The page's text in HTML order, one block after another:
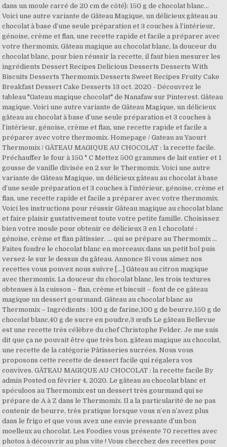
dans un moule carré de 20 cm de côté): 150 g de chocolat blanc…
Voici une autre variante de Gâteau Magique, un délicieux gâteau au
chocolat à base d’une seule préparation et 3 couches à l’intérieur,
génoise, crème et flan, une recette rapide et facile a préparer avec
votre thermomix. Gâteau magique au chocolat blanc, la douceur du
chocolat blanc, pour bien réussir la recette, il faut bien mesurer les
ingrédients Dessert Recipes Delicious Desserts Desserts With
Biscuits Desserts Thermomix Desserts Sweet Recipes Fruity Cake
Breakfast Dessert Cake Desserts 13 oct. 2020 - Découvrez le
tableau "Gateau magique chocolat" de Nanafaw sur Pinterest. Gâteau
magique. Voici une autre variante de Gâteau Magique, un délicieux
gâteau au chocolat à base d’une seule préparation et 3 couches à
l’intérieur, génoise, crème et flan, une recette rapide et facile a
préparer avec votre thermomix. Homepage / Gateau au Yaourt
Thermomix / GÂTEAU MAGIQUE AU CHOCOLAT : la recette facile.
Préchauffer le four à 150 ° C Mettez 500 grammes de lait entier et 1
gousse de vanille divisée en 2 sur le Thermomix. Voici une autre
variante de Gâteau Magique, un délicieux gâteau au chocolat à base
d’une seule préparation et 3 couches à l’intérieur, génoise, crème et
flan, une recette rapide et facile a préparer avec votre thermomix.
Voici les instructions pour réussir Gâteau magique au chocolat blanc
et faire plaisir gustativement toute votre petite famille. Choisissez
bien votre moule pour obtenir ce délicieux 3 en 1 chocolaté :
génoise, crème et flan pâtissier. ... qui se prépare au Thermomix ...
Faites fondre le chocolat blanc en morceaux dans un petit bol puis
versez-le sur le dessus du gâteau. Annonce Si vous aimez nos
recettes vous pouvez nous suivre […] Gâteau au citron magique
avec thermomix. La douceur du chocolat blanc, les trois textures
obtenues à la cuisson – flan, crème et biscuit – font de ce gâteau
magique un dessert gourmand. Gâteau au chocolat blanc au
Thermomix – Ingrédients : 100 g de farine,100 g de beurre,150 g de
chocolat blanc,40 g de sucre en poudre,3 œufs Le gâteau Bellevue
est une recette très célèbre du chef Christophe Felder. Je me suis
dit que ça ne pouvait être que très bon. gâteau magique au chocolat,
une recette de la catégorie Pâtisseries sucrées. Nous vous
proposons cette recette de dessert facile qui régalera vos
convives. GÂTEAU MAGIQUE AU CHOCOLAT : la recette facile By
admin Posted on février 4, 2020. Le gâteau au chocolat blanc et
spéculoos au Thermomix est un dessert très gourmand qui se
prépare de A à Z dans le Thermomix. Il a la particularité de ne pas
contenir de beurre, très pratique lorsque vous n’en n’avez plus
dans le frigo et que vous avez une envie pressante d’un bon
moelleux au chocolat. Les Foodies vous présente 70 recettes avec
photos à découvrir au plus vite ! Vous cherchez des recettes pour